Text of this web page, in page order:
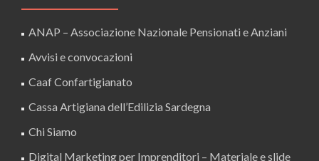
ANAP – Associazione Nazionale Pensionati e Anziani
Avvisi e convocazioni
Caaf Confartigianato
Cassa Artigiana dell’Edilizia Sardegna
Chi Siamo
Digital Marketing per Imprenditori – Materiale e slide